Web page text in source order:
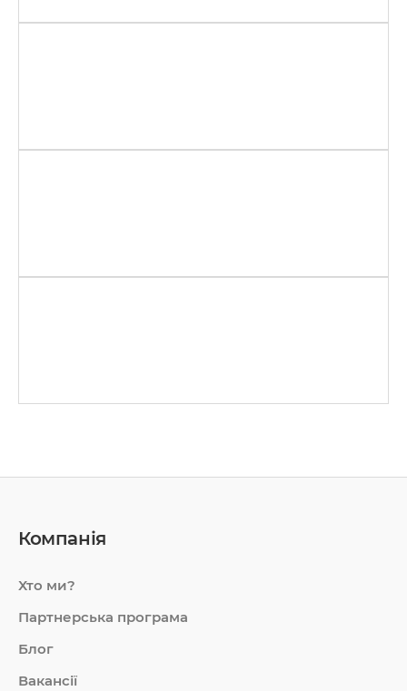
Компанія
Хто ми?
Партнерська програма
Блог
Вакансії